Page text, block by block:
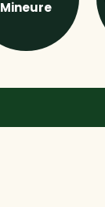
Mineure